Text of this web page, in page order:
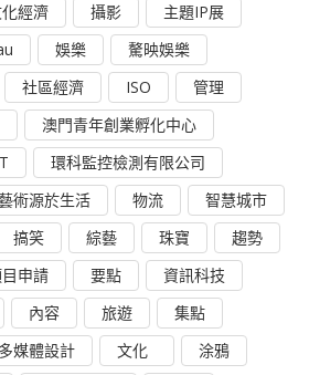
經濟 攝影
主題IP展
娛樂
驁映娛樂
社區經濟 ISO
管理
澳門青年創業孵化中心
環科監控檢測有限公司
術源於生活 物流
智慧城市
搞笑 綜藝 珠寶
趨勢
申請 要點
資訊科技
內容 旅遊
集點
多媒體設計 文化
涂鴉